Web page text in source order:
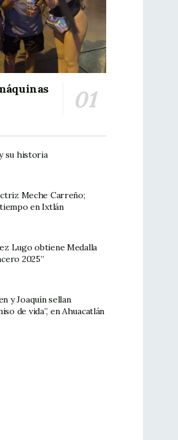
su historia
Meche Carreño;
en Ixtlán
Lugo obtiene Medalla
2025”
y Joaquín sellan
de vida”, en Ahuacatlán